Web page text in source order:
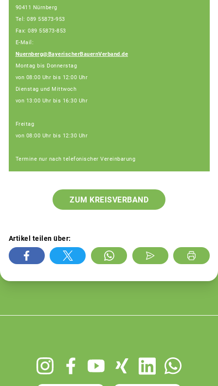
90411 Nürnberg
Tel: 089 55873-953
Fax: 089 55873-853
E-Mail:
Nuernberg@BayerischerBauernVerband.de
Montag bis Donnerstag
von 08:00 Uhr bis 12:00 Uhr
Dienstag und Mittwoch
von 13:00 Uhr bis 16:30 Uhr
Freitag
von 08:00 Uhr bis 12:30 Uhr
Termine nur nach telefonischer Vereinbarung
ZUM KREISVERBAND
Artikel teilen über: